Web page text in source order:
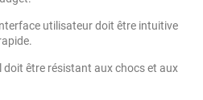
utilisateur doit être intuitive
doit être résistant aux chocs et aux